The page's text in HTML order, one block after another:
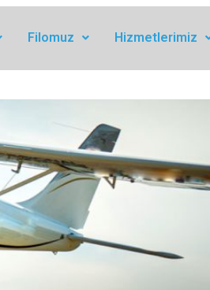
Filomuz Hizmetlerimiz